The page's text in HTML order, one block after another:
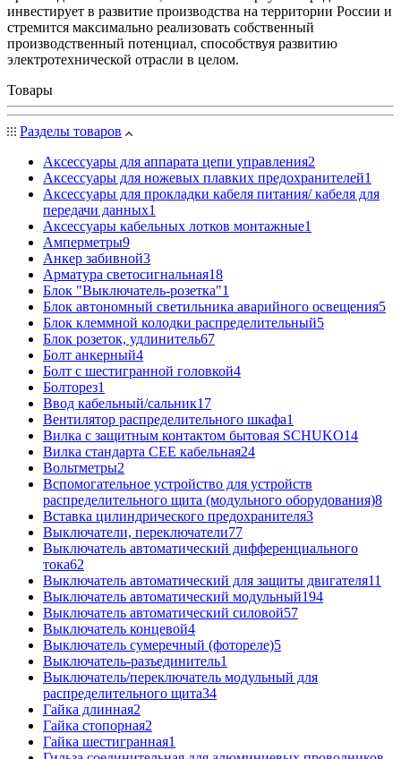
инвестирует в развитие производства на территории России и
стремится максимально реализовать собственный
производственный потенциал, способствуя развитию
электротехнической отрасли в целом.
Товары
Разделы товаров
Аксессуары для аппарата цепи управления2
Аксессуары для ножевых плавких предохранителей1
Аксессуары для прокладки кабеля питания/ кабеля для
передачи данных1
Аксессуары кабельных лотков монтажные1
Амперметры9
Анкер забивной3
Арматура светосигнальная18
Блок "Выключатель-розетка"1
Блок автономный светильника аварийного освещения5
Блок клеммной колодки распределительный5
Блок розеток, удлинитель67
Болт анкерный4
Болт с шестигранной головкой4
Болторез1
Ввод кабельный/сальник17
Вентилятор распределительного шкафа1
Вилка с защитным контактом бытовая SCHUKO14
Вилка стандарта CEE кабельная24
Вольтметры2
Вспомогательное устройство для устройств
распределительного щита (модульного оборудования)8
Вставка цилиндрического предохранителя3
Выключатели, переключатели77
Выключатель автоматический дифференциального
тока62
Выключатель автоматический для защиты двигателя11
Выключатель автоматический модульный194
Выключатель автоматический силовой57
Выключатель концевой4
Выключатель сумеречный (фотореле)5
Выключатель-разъединитель1
Выключатель/переключатель модульный для
распределительного щита34
Гайка длинная2
Гайка стопорная2
Гайка шестигранная1